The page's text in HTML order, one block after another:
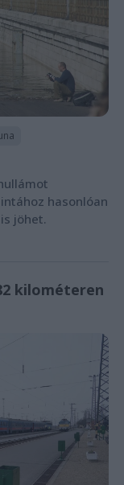
hasonlóan
jöhet.
kilométeren